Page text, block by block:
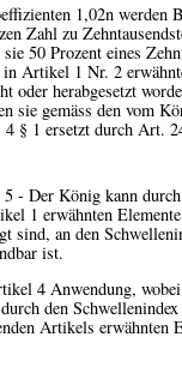
1,02n werden
Zahl zu
50 Prozent eines
Artikel 1 Nr. 2
oder herabgesetzt
sie gemäss den vom
§ 1 ersetzt durch Art.
- Der König kann
1 erwähnten
sind, an den
ist.
4 Anwendung,
den
Artikels erwähnten